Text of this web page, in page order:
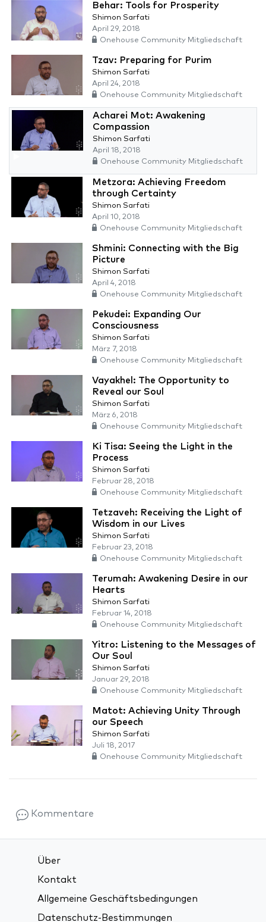
Behar: Tools for Prosperity
Shimon Sarfati
April 29, 2018
Onehouse Community Mitgliedschaft
Tzav: Preparing for Purim
Shimon Sarfati
April 24, 2018
Onehouse Community Mitgliedschaft
Acharei Mot: Awakening
Compassion
Shimon Sarfati
April 18, 2018
Onehouse Community Mitgliedschaft
Metzora: Achieving Freedom
through Certainty
Shimon Sarfati
April 10, 2018
Onehouse Community Mitgliedschaft
Shmini: Connecting with the Big
Picture
Shimon Sarfati
April 4, 2018
Onehouse Community Mitgliedschaft
Pekudei: Expanding Our
Consciousness
Shimon Sarfati
März 7, 2018
Onehouse Community Mitgliedschaft
Vayakhel: The Opportunity to
Reveal our Soul
Shimon Sarfati
März 6, 2018
Onehouse Community Mitgliedschaft
Ki Tisa: Seeing the Light in the
Process
Shimon Sarfati
Februar 28, 2018
Onehouse Community Mitgliedschaft
Tetzaveh: Receiving the Light of
Wisdom in our Lives
Shimon Sarfati
Februar 23, 2018
Onehouse Community Mitgliedschaft
Terumah: Awakening Desire in our
Hearts
Shimon Sarfati
Februar 14, 2018
Onehouse Community Mitgliedschaft
Yitro: Listening to the Messages of
Our Soul
Shimon Sarfati
Januar 29, 2018
Onehouse Community Mitgliedschaft
Matot: Achieving Unity Through
our Speech
Shimon Sarfati
Juli 18, 2017
Onehouse Community Mitgliedschaft
Kommentare
Über
Kontakt
Allgemeine Geschäftsbedingungen
Datenschutz-Bestimmungen